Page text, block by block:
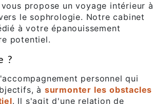
vous propose un voyage intérieur à
le sophrologie. Notre cabinet
à votre épanouissement
potentiel.
?
personnel qui
à surmonter les obstacles
. Il s'agit d'une relation de